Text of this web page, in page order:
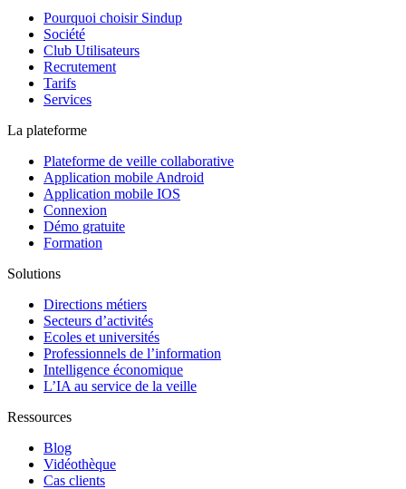
Pourquoi choisir Sindup
Société
Club Utilisateurs
Recrutement
Tarifs
Services
La plateforme
Plateforme de veille collaborative
Application mobile Android
Application mobile IOS
Connexion
Démo gratuite
Formation
Solutions
Directions métiers
Secteurs d’activités
Ecoles et universités
Professionnels de l’information
Intelligence économique
L’IA au service de la veille
Ressources
Blog
Vidéothèque
Cas clients